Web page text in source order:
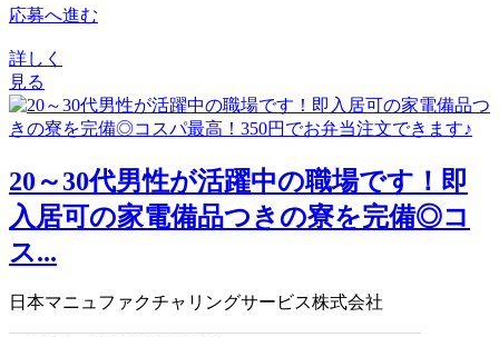
応募へ進む
詳しく
見る
20～30代男性が活躍中の職場です！即
入居可の家電備品つきの寮を完備◎コ
ス...
日本マニュファクチャリングサービス株式会社